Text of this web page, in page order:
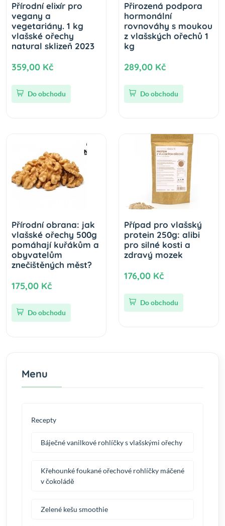
Přírodní elixír pro
vegany a
vegetariány. 1 kg
vlašské ořechy
natural sklizeň 2023
359,00 Kč
Do obchodu
Přirozená podpora
hormonální
rovnováhy s moukou
z vlašských ořechů 1
kg
289,00 Kč
Do obchodu
Přírodní obrana: jak
vlašské ořechy 500g
pomáhají kuřákům a
obyvatelům
znečištěných měst?
175,00 Kč
Do obchodu
Případ pro vlašský
protein 250g: alibi
pro silné kosti a
zdravý mozek
176,00 Kč
Do obchodu
Menu
Recepty
Báječné vanilkové rohlíčky s vlašskými ořechy
Křehounké foukané ořechové rohlíčky máčené
v čokoládě
Zelené kešu smoothie